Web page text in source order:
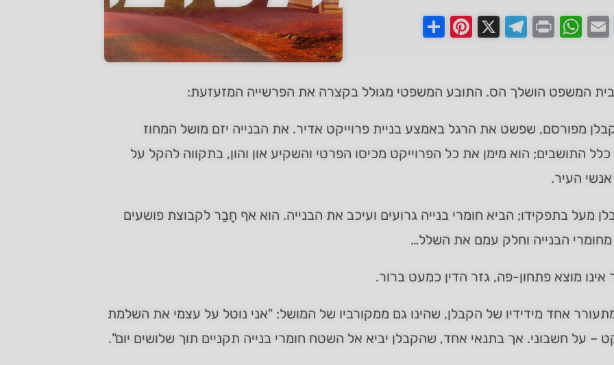
Facebook
Email
WhatsApp
Print
Telegram
X
Pinterest
המשפט הושלך הס. התובע המשפטי מגולל בקצרה את הפרשייה המזעזעת:
קבלן מפורסם, שפשט את הרגל באמצע בניית פרוייקט אדיר. את הבנייה יזם מושל המחוז
כלל התושבים; הוא מימן את כל הפרוייקט מכיסו הפרטי והשקיע און והון, בתקווה להקל על
העיר.
מעל בתפקידו; הביא חומרי בנייה גרועים ועיכב את הבנייה. הוא אף חָבַר לקבוצת פושעים
הבנייה וחלק עמם את השלל…
אינו מוצא פתחון-פה, גזר הדין כמעט ברור.
אחד מידידיו של הקבלן, שהינו גם ממקורביו של המושל: "אני נוטל על עצמי את השלמת
– על חשבוני. אך בתנאי אחד, שהקבלן יביא אל השטח חומרי בנייה תקניים תוך שלושים יום".